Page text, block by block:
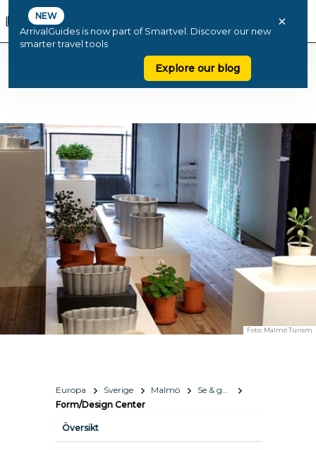
NEW
ArrivalGuides is now part of Smartvel. Discover our new
smarter travel tools
Explore our blog
×
Foto: Malmö Turism
Europa Sverige Malmö
Se & göra
Form/Design Center
Översikt